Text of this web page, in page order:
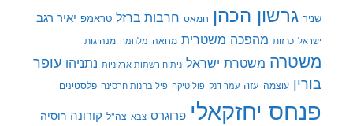
שניר גרשון הכהן חמאס חרבות ברזל טראמפ יאיר רגב
ישראל כרזות מהפכה משטרית מחאה מלחמה מנהיגות
משטרה משטרת ישראל ניתוח רשתות ארגוניות נתניהו עופר
בורין עוצמה עזה עמר דנק פוליטיקה פיל בחנות חרסינה פלסטינים
פנחס יחזקאלי פרוגרס צבא צה"ל קורונה רוסיה